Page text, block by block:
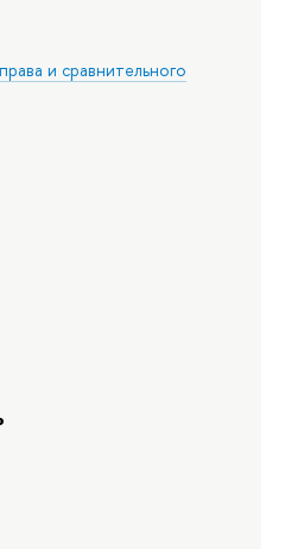
и сравнительного